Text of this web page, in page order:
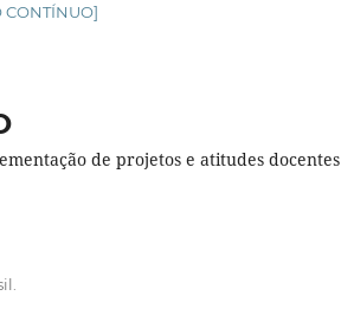
CONTÍNUO]
de projetos e atitudes docentes